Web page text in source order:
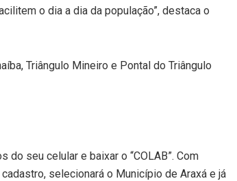
o dia a dia da população”, destaca o
Triângulo Mineiro e Pontal do Triângulo
seu celular e baixar o “COLAB”. Com
selecionará o Município de Araxá e já